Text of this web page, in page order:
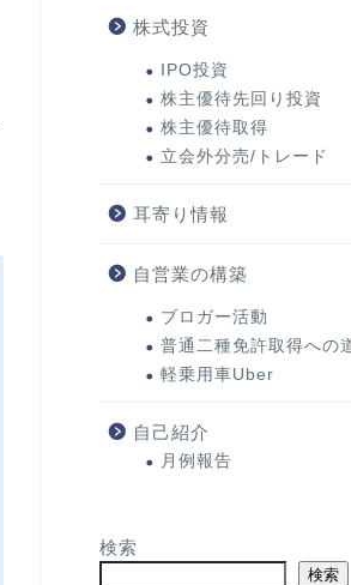
株式投資
IPO投資
株主優待先回り投資
株主優待取得
立会外分売/トレード
耳寄り情報
自営業の構築
ブロガー活動
普通二種免許取得への
軽乗用車Uber
自己紹介
月例報告
検索
検索